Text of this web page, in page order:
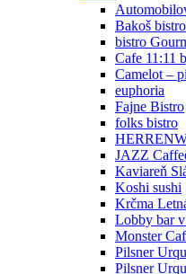
Bakoš bistro
bistro
Cafe 11:11
Camelot –
euphoria
Fajne Bistro
folks bistro
JAZZ
Kaviareň
Koshi sushi
Krčma
Lobby bar
Monster
Pilsner
Pilsner